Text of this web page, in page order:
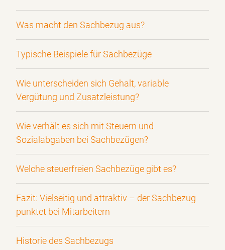
Was macht den Sachbezug aus?
Typische Beispiele für Sachbezüge
Wie unterscheiden sich Gehalt, variable
Vergütung und Zusatzleistung?
Wie verhält es sich mit Steuern und
Sozialabgaben bei Sachbezügen?
Welche steuerfreien Sachbezüge gibt es?
Fazit: Vielseitig und attraktiv – der Sachbezug
punktet bei Mitarbeitern
Historie des Sachbezugs